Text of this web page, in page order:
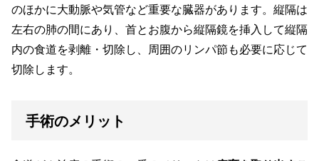
のほかに大動脈や気管など重要な臓器があります。縦隔は
左右の肺の間にあり、首とお腹から縦隔鏡を挿入して縦隔
内の食道を剥離・切除し、周囲のリンパ節も必要に応じて
切除します。
手術のメリット